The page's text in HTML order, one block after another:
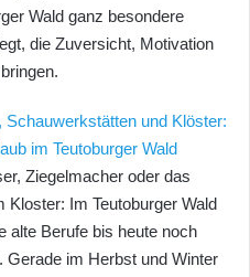
Wald ganz besondere
die Zuversicht, Motivation
Schauwerkstätten und Klöster:
im Teutoburger Wald
Ziegelmacher oder das
Kloster: Im Teutoburger Wald
alte Berufe bis heute noch
Gerade im Herbst und Winter